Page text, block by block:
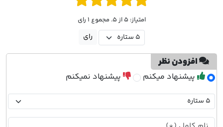
امتیاز: 5 از 5. مجموع 1 رای
افزودن نظر
پیشنهاد میکنم پیشنهاد نمیکنم